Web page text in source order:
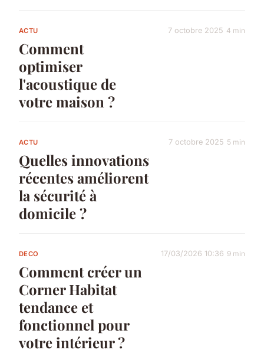
ACTU
Comment
optimiser
l'acoustique de
votre maison ?
7 octobre 2025 4 min
ACTU
Quelles innovations
récentes améliorent
la sécurité à
domicile ?
7 octobre 2025 5 min
DECO
Comment créer un
Corner Habitat
tendance et
fonctionnel pour
votre intérieur ?
17/03/2026 10:36 9 min